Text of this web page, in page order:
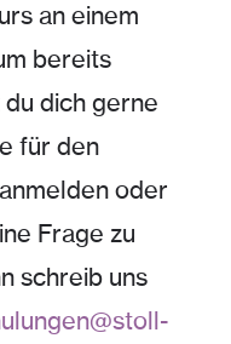
an einem
bereits
dich gerne
für den
oder
Frage zu
schreib uns